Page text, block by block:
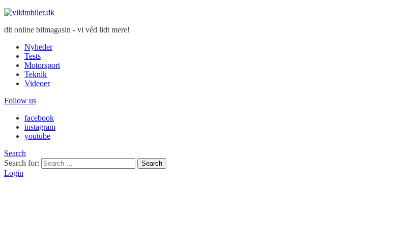
dit online bilmagasin - vi véd lidt mere!
Nyheder
Tests
Motorsport
Teknik
Videoer
Follow us
facebook
instagram
youtube
Search
Search for:
Search
Login